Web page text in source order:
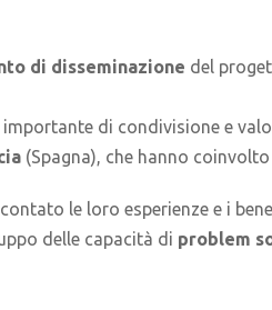
di disseminazione del
di condivisione e
(Spagna), che hanno
le loro esperienze e i
delle capacità di problem